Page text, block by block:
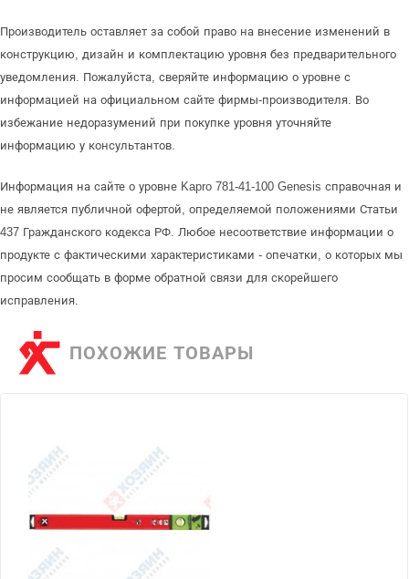
Производитель оставляет за собой право на внесение изменений в
конструкцию, дизайн и комплектацию уровня без предварительного
уведомления. Пожалуйста, сверяйте информацию о уровне с
информацией на официальном сайте фирмы-производителя. Во
избежание недоразумений при покупке уровня уточняйте
информацию у консультантов.
Информация на сайте о уровне Kapro 781-41-100 Genesis справочная и
не является публичной офертой, определяемой положениями Статьи
437 Гражданского кодекса РФ. Любое несоответствие информации о
продукте с фактическими характеристиками - опечатки, о которых мы
просим сообщать в форме обратной связи для скорейшего
исправления.
ПОХОЖИЕ ТОВАРЫ